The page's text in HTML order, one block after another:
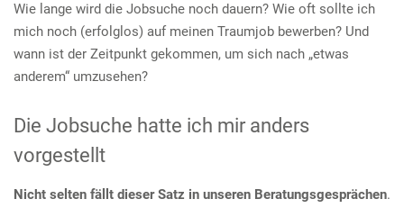
Wie lange wird die Jobsuche noch dauern? Wie oft sollte ich
mich noch (erfolglos) auf meinen Traumjob bewerben? Und
wann ist der Zeitpunkt gekommen, um sich nach „etwas
anderem“ umzusehen?
Die Jobsuche hatte ich mir anders
vorgestellt
Nicht selten fällt dieser Satz in unseren Beratungsgesprächen.